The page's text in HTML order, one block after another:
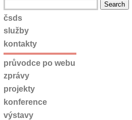
čsds
služby
kontakty
průvodce po webu
zprávy
projekty
konference
výstavy